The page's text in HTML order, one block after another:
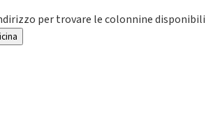
per trovare le colonnine disponibili